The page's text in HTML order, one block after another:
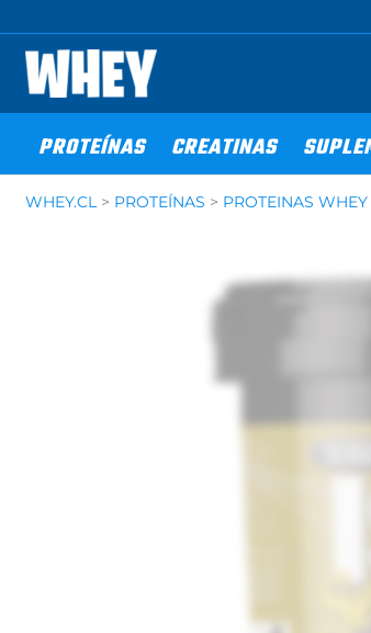
contenido
PROTEÍNAS CREATINAS
WHEY.CL> PROTEÍNAS > PROTEINAS WHEY